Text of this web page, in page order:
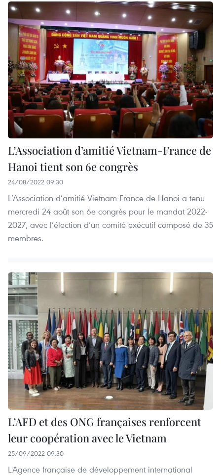
L’Association d’amitié Vietnam-France de
Hanoi tient son 6e congrès
24/08/2022 09:30
L’Association d’amitié Vietnam-France de Hanoi a tenu
mercredi 24 août son 6e congrès pour le mandat 2022-
2027, avec l’élection d’un comité exécutif composé de 35
membres.
L’AFD et des ONG françaises renforcent
leur coopération avec le Vietnam
25/09/2022 09:30
L'Agence française de développement international